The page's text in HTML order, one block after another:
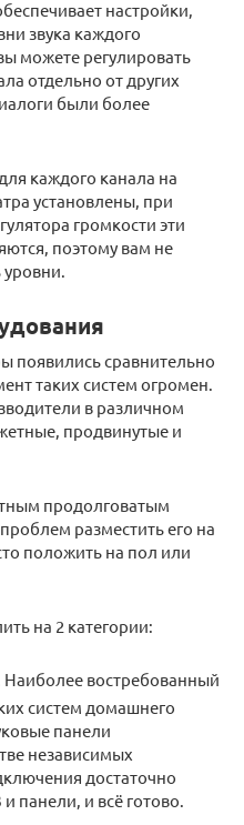
настройки,
звука каждого
можете регулировать
отдельно от других
были более
каждого канала на
установлены, при
громкости эти
поэтому вам не
появились сравнительно
таких систем огромен.
в различном
продвинутые и
продолговатым
разместить его на
положить на пол или
на 2 категории:
востребованный
систем домашнего
панели
независимых
достаточно
панели, и всё готово.